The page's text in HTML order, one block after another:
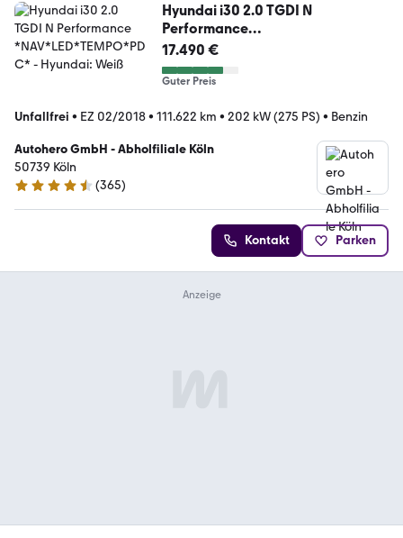
Hyundai i30 2.0 TGDI N
Performance
*NAV*LED*TEMPO*PDC*
17.490 €
Guter Preis
Unfallfrei • EZ 02/2018• 111.622 km • 202 kW (275 PS) • Benzin
Autohero GmbH - Abholfiliale Köln
50739 Köln
4.6 Sterne
(365)
Kontakt Parken